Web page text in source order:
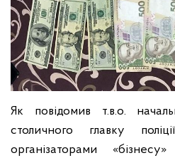
Як повідомив т.в.о.
столичного главку
організаторами